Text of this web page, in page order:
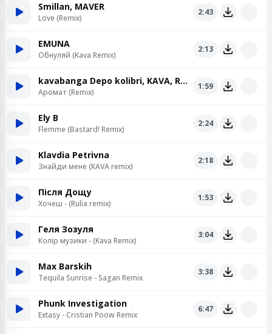
Smillan, MAVER
Love (Remix)
2:43
EMUNA
Обнуляй (Kava Remix)
2:13
kavabanga Depo kolibri, KAVA, ROMMEDIA
Аромат (Remix)
1:59
Ely B
Flemme (Bastard! Remix)
2:24
Klavdia Petrivna
Знайди мене (KAVA remix)
2:18
Після Дощу
Хочеш - (Rulia remix)
1:53
Геля Зозуля
Колір музики - (Kava Remix)
3:04
Max Barskih
Tequila Sunrise - Sagan Remix
3:38
Phunk Investigation
Extasy - Cristian Poow Remix
6:47